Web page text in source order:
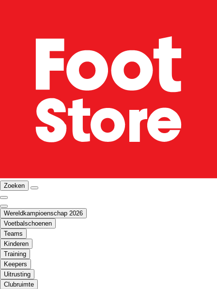
Zoeken
Wereldkampioenschap 2026
Voetbalschoenen
Teams
Kinderen
Training
Keepers
Uitrusting
Clubruimte